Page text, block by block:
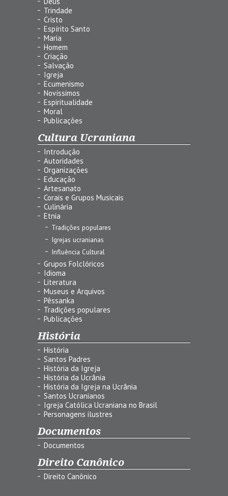
Trindade
Cristo
Espírito Santo
Maria
Homem
Criação
Salvação
Igreja
Ecumenismo
Novíssimos
Espiritualidade
Moral
Publicações
Cultura Ucraniana
Introdução
Autoridades
Organizações
Educação
Artesanato
Corais e Grupos Musicais
Culinária
Etnia
Tradições populares
Igrejas ucranianas
Influência Cultural
Grupos Folclóricos
Idioma
Literatura
Museus e Arquivos
Pêssanka
Tradições populares
Publicações
História
História
Santos Padres
História da Igreja
História da Ucrânia
História da Igreja na Ucrânia
Santos Ucranianos
Igreja Católica Ucraniana no Brasil
Personagens ilustres
Documentos
Documentos
Direito Canônico
Direito Canônico